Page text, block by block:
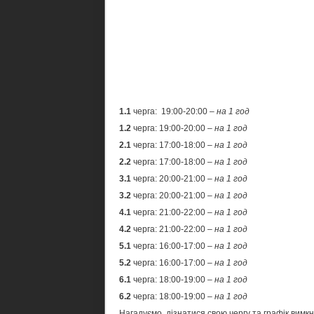
1.1 черга: 19:00-20:00 – на 1 год
1.2 черга: 19:00-20:00 – на 1 год
2.1 черга: 17:00-18:00 – на 1 год
2.2 черга: 17:00-18:00 – на 1 год
3.1 черга: 20:00-21:00 – на 1 год
3.2 черга: 20:00-21:00 – на 1 год
4.1 черга: 21:00-22:00 – на 1 год
4.2 черга: 21:00-22:00 – на 1 год
5.1 черга: 16:00-17:00 – на 1 год
5.2 черга: 16:00-17:00 – на 1 год
6.1 черга: 18:00-19:00 – на 1 год
6.2 черга: 18:00-19:00 – на 1 год